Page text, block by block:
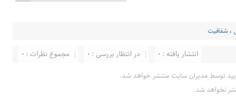
،شفافیت
مجموع نظرات : 0 در انتظار بررسی : 0 انتشار یافته : 0
توسط مدیران سایت منتشر خواهد شد.
نخواهد شد.